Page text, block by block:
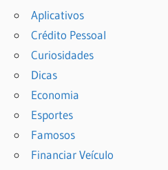
Aplicativos
Crédito Pessoal
Curiosidades
Dicas
Economia
Esportes
Famosos
Financiar Veículo